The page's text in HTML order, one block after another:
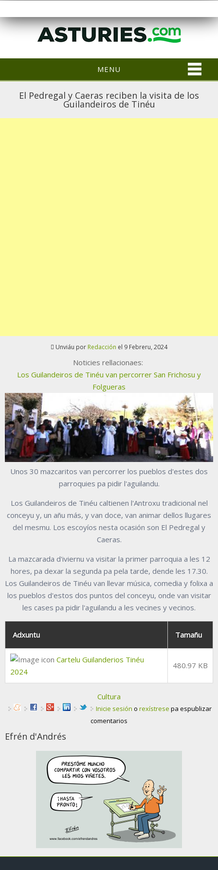
MENU
El Pedregal y Caeras reciben la visita de los
Guilandeiros de Tinéu
Unviáu por Redacción el 9 Febreru, 2024
Noticies rellacionaes:
Los Guilandeiros de Tinéu van percorrer San Frichosu y
Folgueras
Unos 30 mazcaritos van percorrer los pueblos d'estes dos
parroquies pa pidir l'aguilandu.
Los Guilandeiros de Tinéu caltienen l'Antroxu tradicional nel
conceyu y, un añu más, y van doce, van animar dellos llugares
del mesmu. Los escoyíos nesta ocasión son El Pedregal y
Caeras.
La mazcarada d'iviernu va visitar la primer parroquia a les 12
hores, pa dexar la segunda pa pela tarde, dende les 17.30.
Los Guilandeiros de Tinéu van llevar música, comedia y folixa a
los pueblos d'estos dos puntos del conceyu, onde van visitar
les cases pa pidir l'aguilandu a les vecines y vecinos.
Adxuntu Tamañu
Cartelu Guilanderios Tinéu
2024
480.97 KB
Cultura
Inicie sesión o rexístrese pa espublizar
comentarios
Efrén d'Andrés